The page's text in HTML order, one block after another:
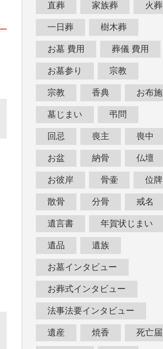
直葬 家族葬 火葬
一日葬 樹木葬
お墓 費用 葬儀 費用
お墓参り 宗教
宗教 香典 お布施
墓じまい 弔問
回忌 喪主 喪中
お盆 納骨 仏壇
お彼岸 骨壷 位牌
散骨 分骨 戒名
遺言書 年賀状じまい
遺品 遺族
お墓インタビュー
お葬式インタビュー
法事法要インタビュー
遺産 焼香 死亡届